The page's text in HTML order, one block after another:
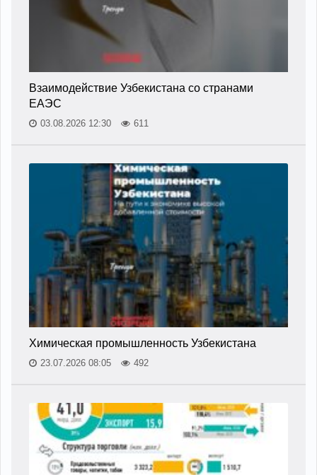
Взаимодействие Узбекистана со странами
ЕАЭС
03.08.2026 12:30 611
Химическая промышленность Узбекистана
23.07.2026 08:05 492